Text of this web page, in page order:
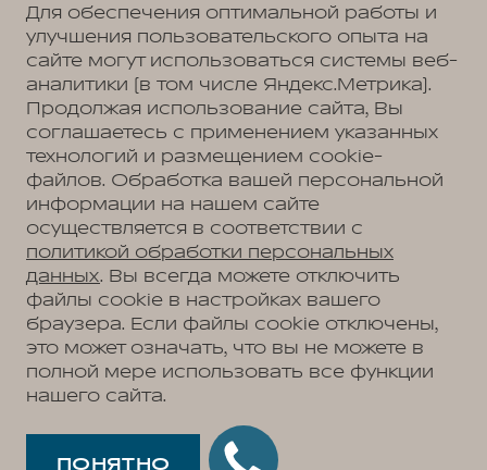
Политика обработки персональных данных
Согласие на коммуникацию
Согласие на предоставление персональных данных третьим лицам
Согласие на обработку ПД
Адрес
Тольятти, ул. Воскресенская, д. 16, стр. 1
Телефон
+7 (8482) 90-32-18
АВТОМОБИЛИ В НАЛИЧИИ
МОДЕЛЬНЫЙ РЯД
WEY 05
WEY 80 Премиум
WEY 80 Премиум Лаундж
WEY 07
ВЛАДЕЛЬЦАМ
Сервис
О ДИЛЕРЕ
Для обеспечения оптимальной работы и
улучшения пользовательского опыта на
сайте могут использоваться системы веб-
аналитики (в том числе Яндекс.Метрика).
Продолжая использование сайта, Вы
соглашаетесь с применением указанных
технологий и размещением cookie-
файлов. Обработка вашей персональной
информации на нашем сайте
осуществляется в соответствии с
политикой обработки персональных
данных. Вы всегда можете отключить
файлы cookie в настройках вашего
браузера. Если файлы cookie отключены,
это может означать, что вы не можете в
полной мере использовать все функции
нашего сайта.
ПОНЯТНО